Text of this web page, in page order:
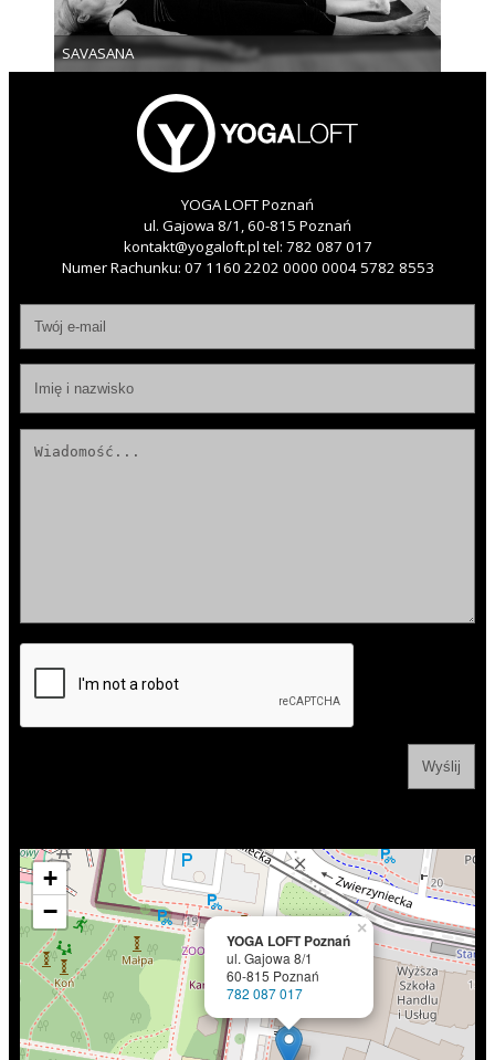
SAVASANA
YOGA LOFT Poznań
ul. Gajowa 8/1, 60-815 Poznań
kontakt@yogaloft.pltel: 782 087 017
Numer Rachunku: 07 1160 2202 0000 0004 5782 8553
YOGA LOFT Poznań
ul. Gajowa 8/1
60-815 Poznań
782 087 017
×
+
−